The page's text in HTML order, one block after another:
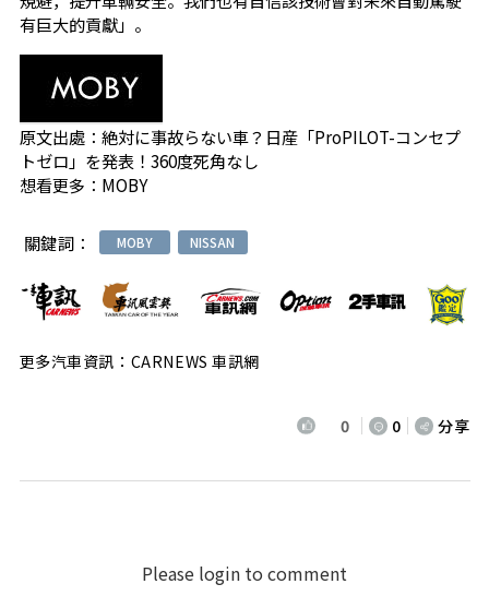
有巨大的貢獻」。
原文出處： 絶対に事故らない車？日産「ProPILOT-コンセプ
トゼロ」を発表！360度死角なし
想看更多： MOBY
關鍵詞： MOBY NISSAN
更多汽車資訊：CARNEWS 車訊網
0 0 分享
Please login to comment